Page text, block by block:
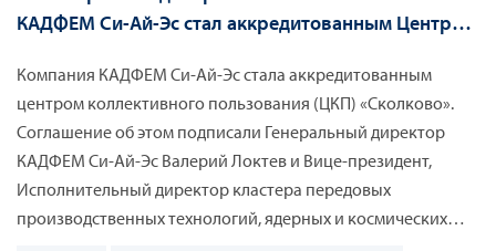
КАДФЕМ Си-Ай-Эс стал аккредитованным Центром
Компания КАДФЕМ Си-Ай-Эc стала аккредитованным
центром коллективного пользования (ЦКП) «Сколково».
Соглашение об этом подписали Генеральный директор
КАДФЕМ Си-Ай-Эс Валерий Локтев и Вице-президент,
Исполнительный директор кластера передовых
производственных технологий, ядерных и космических